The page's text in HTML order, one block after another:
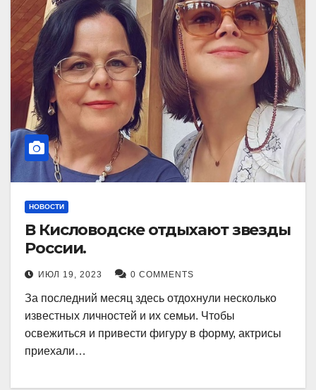
НОВОСТИ
В Кисловодске отдыхают звезды
России.
ИЮЛ 19, 2023 0 COMMENTS
За последний месяц здесь отдохнули несколько
известных личностей и их семьи. Чтобы
освежиться и привести фигуру в форму, актрисы
приехали…